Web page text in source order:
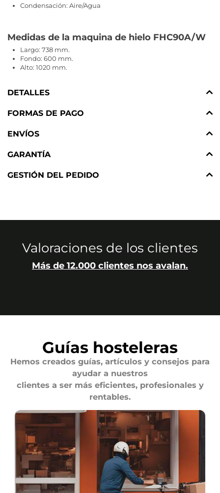
Condensación: Aire/Agua
Medidas de la maquina de hielo FHC90A/W
Largo: 738 mm.
Fondo: 600 mm.
Alto: 1020 mm.
DETALLES
FORMAS DE PAGO
ENVÍOS
GARANTÍA
GESTIÓN DEL PEDIDO
Valoraciones de los clientes
Más de 12.000 clientes nos avalan.
Guías hosteleras
Hemos creados guías, artículos y consejos para
ayudar a nuestros
clientes a ser más eficientes, profesionales y
rentables.